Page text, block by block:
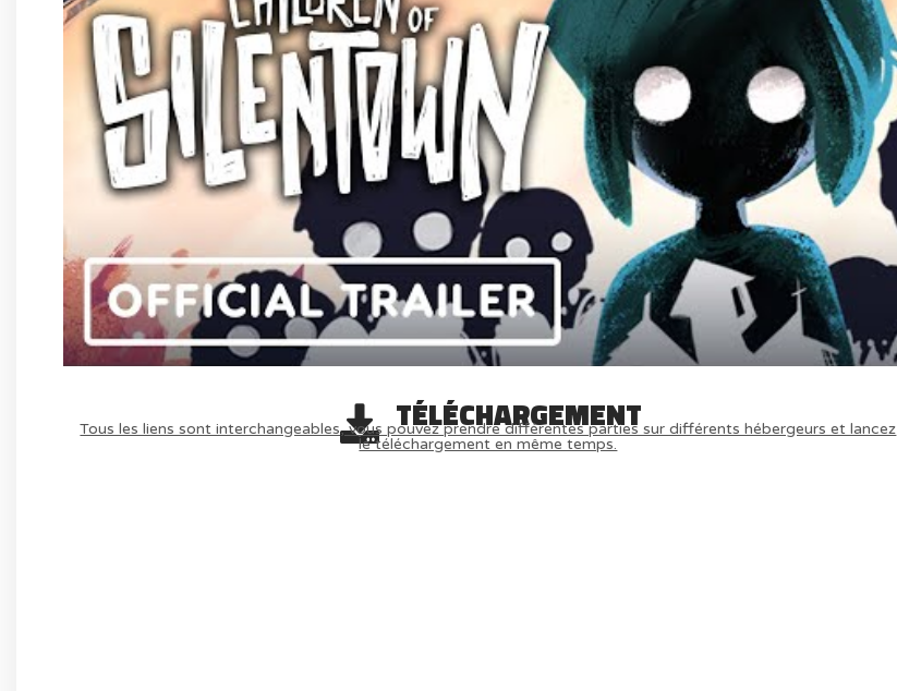
TÉLÉCHARGEMENT
Tous les liens sont interchangeables, vous pouvez prendre différentes parties sur différents hébergeurs et lancez
le téléchargement en même temps.